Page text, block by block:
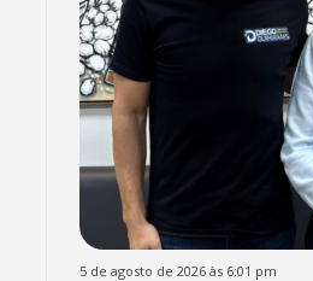
5 de agosto de 2026 às 6:01 pm